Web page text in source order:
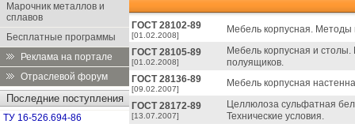
Марочник металлов и
сплавов
Бесплатные программы
Реклама на портале
Отраслевой форум
Последние поступления
ТУ 16-526.694-86
ГОСТ 28102-89
[01.02.2008]
Мебель корпусная. Методы
ГОСТ 28105-89
[01.02.2008]
Мебель корпусная и
полуящиков.
ГОСТ 28136-89
[09.02.2007]
Мебель корпусная
ГОСТ 28172-89
[13.07.2007]
Целлюлоза сульфатная
Технические условия.